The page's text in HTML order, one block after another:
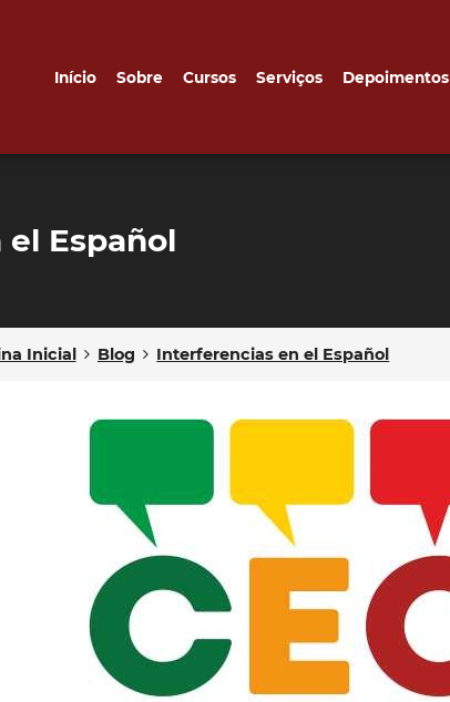
Início Sobre Cursos Serviços Depoimentos
Español
Inicial Blog Interferencias en el Español